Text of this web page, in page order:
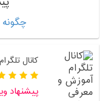
کانال
پیشنهاد